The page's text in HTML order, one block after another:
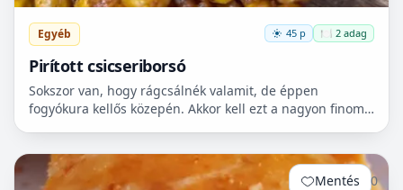
Egyéb 45 p 🍽️ 2 adag
Pirított csicseriborsó
Sokszor van, hogy rágcsálnék valamit, de éppen
fogyókura kellős közepén. Akkor kell ezt a nagyon finom
Mentés 0